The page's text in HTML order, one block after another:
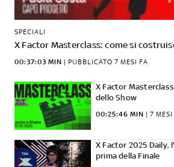
SPECIALI
X Factor Masterclass: come si
00:37:03 MIN | PUBBLICATO 7 MESI FA
X Factor
dello Show
00:25:46 MIN | 7 MESI
X Factor 2025
prima della Finale